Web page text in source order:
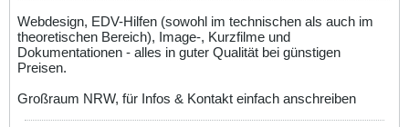
Webdesign, EDV-Hilfen (sowohl im technischen als auch im
theoretischen Bereich), Image-, Kurzfilme und
Dokumentationen - alles in guter Qualität bei günstigen
Preisen.
Großraum NRW, für Infos & Kontakt einfach anschreiben